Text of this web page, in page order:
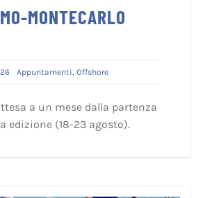
MONTECARLO
Appuntamenti Offshore
a un mese dalla partenza
edizione (18-23 agosto).